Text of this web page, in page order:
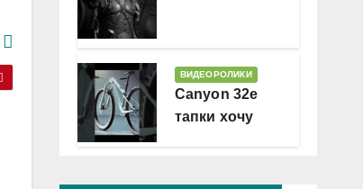
ВИДЕОРОЛИКИ
Canyon 32e
тапки хочу